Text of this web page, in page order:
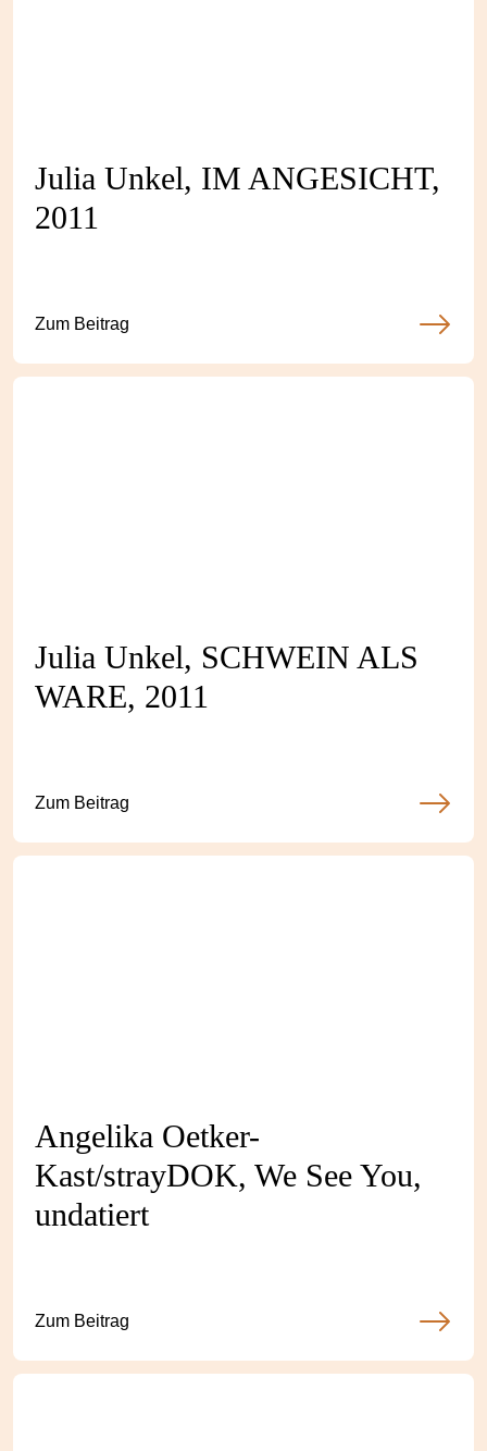
Julia Unkel, IM ANGESICHT,
2011
Zum Beitrag
Julia Unkel, SCHWEIN ALS
WARE, 2011
Zum Beitrag
Angelika Oetker-
Kast/strayDOK, We See You,
undatiert
Zum Beitrag